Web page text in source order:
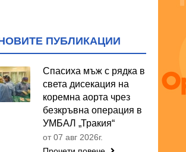
ПУБЛИКАЦИИ
Спасиха мъж с рядка в
света дисекация на
коремна аорта чрез
безкръвна операция в
УМБАЛ „Тракия“
от 07 авг 2026г.